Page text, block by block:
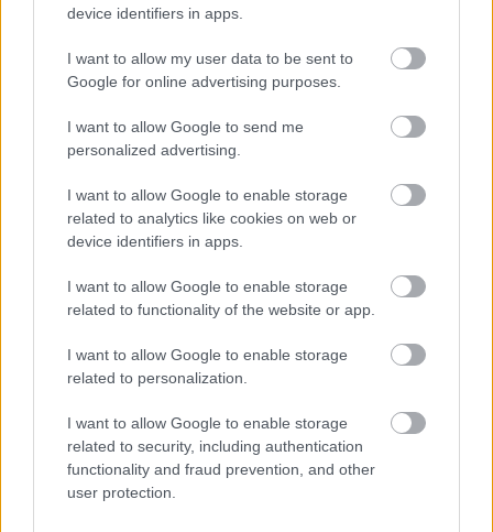
device identifiers in apps.
I want to allow my user data to be sent to
Google for online advertising purposes.
I want to allow Google to send me
personalized advertising.
I want to allow Google to enable storage
related to analytics like cookies on web or
device identifiers in apps.
I want to allow Google to enable storage
related to functionality of the website or app.
I want to allow Google to enable storage
related to personalization.
I want to allow Google to enable storage
related to security, including authentication
functionality and fraud prevention, and other
user protection.
Film Magyar film Rendezők
SZEMBE MERSZ NÉZNI AZZAL, AKIVÉ
VÁLHATTÁL VOLNA?
ONE MORE LIKE: A MAGYAR SPORTDRÁMA, AMI
MEGHÓDÍTOTTA LAS VEGAST IS